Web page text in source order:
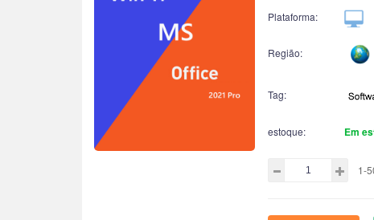
Plataforma:
Região:
Tag:
estoque: Em
1-